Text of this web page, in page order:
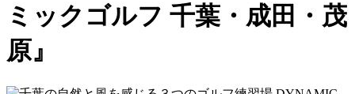
ミックゴルフ 千葉・成田・茂
原』